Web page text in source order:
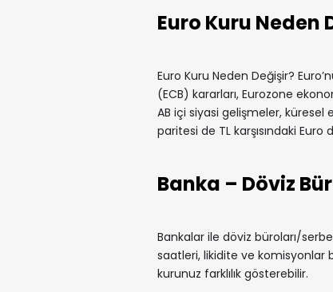
Euro Kuru Neden
Euro Kuru Neden Değişir?
(ECB) kararları, Eurozone
AB içi siyasi gelişmeler, küresel
paritesi de TL karşısındaki
Banka – Döviz
Bankalar ile döviz büroları/
saatleri, likidite ve komisyonlar
kurunuz farklılık gösterebilir.